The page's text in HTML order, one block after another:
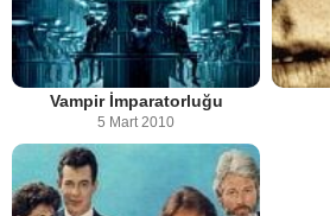
Vampir İmparatorluğu
5 Mart 2010